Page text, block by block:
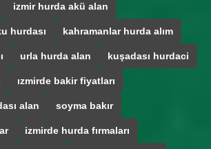
izmir hurda akü alan
hurdası kahramanlar hurda alım
urla hurda alan kuşadası hurdaci
ızmirde bakir fiyatları
alan soyma bakır
izmirde hurda fırmaları